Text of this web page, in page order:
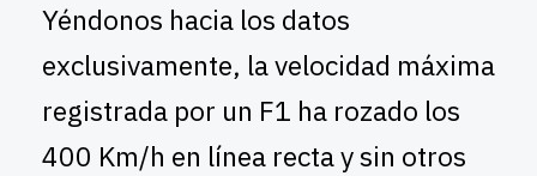
Yéndonos hacia los datos
exclusivamente, la velocidad máxima
registrada por un F1 ha rozado los
400 Km/h en línea recta y sin otros